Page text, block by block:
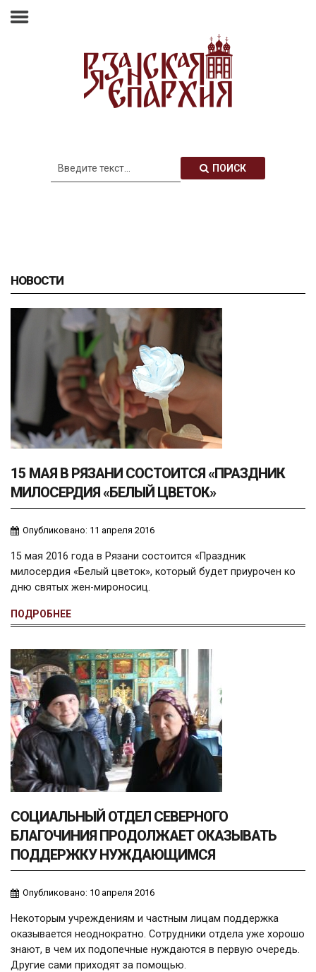
Митрополия ПОИСК
НОВОСТИ
15 МАЯ В РЯЗАНИ СОСТОИТСЯ «ПРАЗДНИК
МИЛОСЕРДИЯ «БЕЛЫЙ ЦВЕТОК»
Опубликовано: 11 апреля 2016
15 мая 2016 года в Рязани состоится «Праздник
милосердия «Белый цветок», который будет приурочен ко
дню святых жен-мироносиц.
ПОДРОБНЕЕ
СОЦИАЛЬНЫЙ ОТДЕЛ СЕВЕРНОГО
БЛАГОЧИНИЯ ПРОДОЛЖАЕТ ОКАЗЫВАТЬ
ПОДДЕРЖКУ НУЖДАЮЩИМСЯ
Опубликовано: 10 апреля 2016
Некоторым учреждениям и частным лицам поддержка
оказывается неоднократно. Сотрудники отдела уже хорошо
знают, в чем их подопечные нуждаются в первую очередь.
Другие сами приходят за помощью.